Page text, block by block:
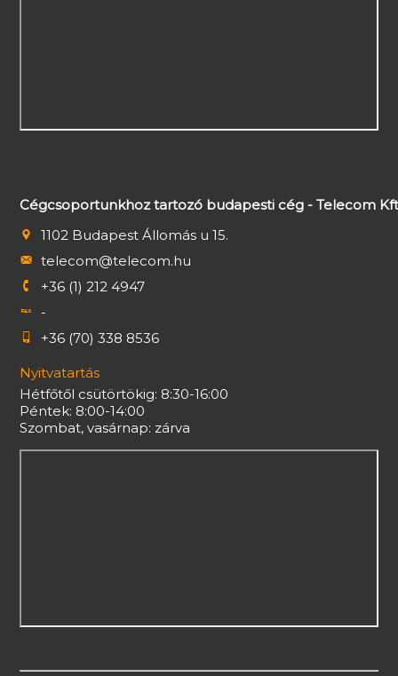
Cégcsoportunkhoz tartozó budapesti cég - Telecom
1102 Budapest Állomás u 15.
telecom@telecom.hu
+36 (1) 212 4947
-
+36 (70) 338 8536
Nyitvatartás
Hétfőtől csütörtökig: 8:30-16:00
Péntek: 8:00-14:00
Szombat, vasárnap: zárva